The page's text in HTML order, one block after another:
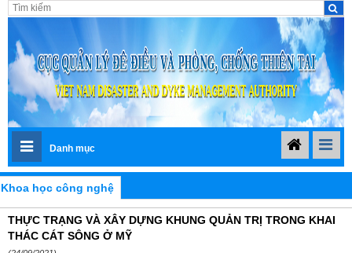
Danh mục
Khoa học công nghệ
THỰC TRẠNG VÀ XÂY DỰNG KHUNG QUẢN TRỊ TRONG KHAI
THÁC CÁT SÔNG Ở MỸ